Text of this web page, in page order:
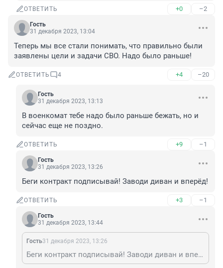
ОТВЕТИТЬ +0 –2
Гость
31 декабря 2023, 13:04
Теперь мы все стали понимать, что правильно были
заявлены цели и задачи СВО. Надо было раньше!
ОТВЕТИТЬ 4 +4 –20
Гость
31 декабря 2023, 13:13
В военкомат тебе надо было раньше бежать, но и
сейчас еще не поздно.
ОТВЕТИТЬ +9 –1
Гость
31 декабря 2023, 13:26
Беги контракт подписывай! Заводи диван и вперёд!
ОТВЕТИТЬ +3 –1
Гость
31 декабря 2023, 13:44
Гость31 декабря 2023, 13:26
Беги контракт подписывай! Заводи диван и вперёд!